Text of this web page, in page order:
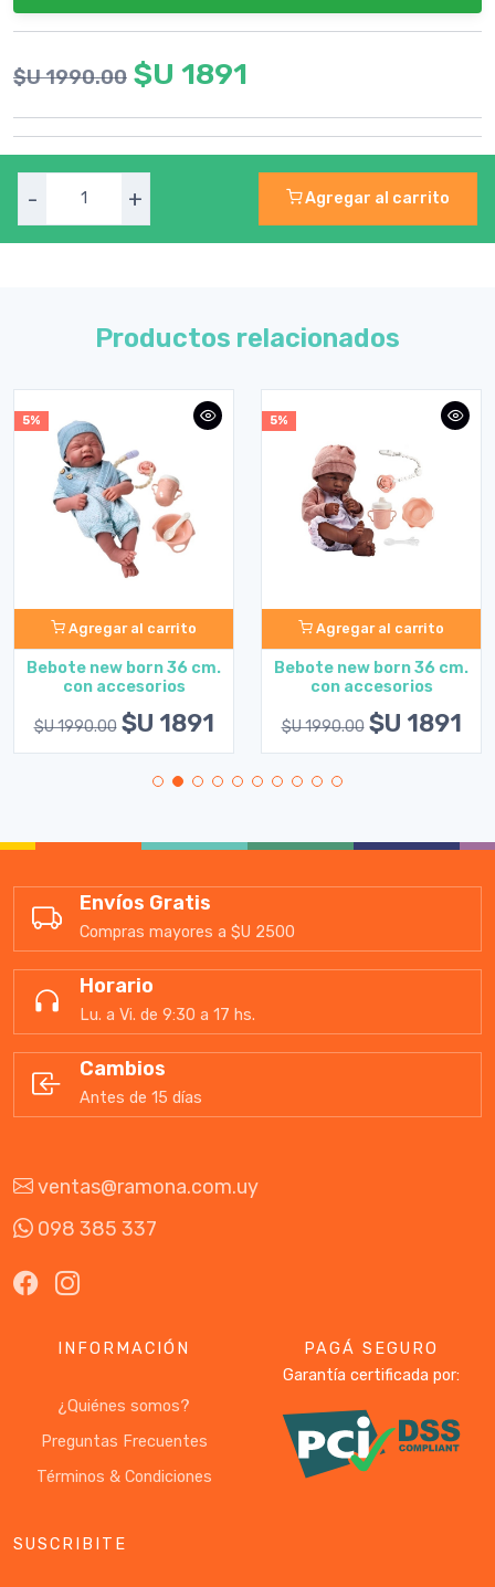
$U 1990.00 $U 1891
- + Agregar al carrito
Productos relacionados
5%
Agregar al carrito
Bebote new born 36 cm.
con accesorios
$U 1990.00 $U 1891
5%
Agregar al carrito
Bebote new born 36 cm.
con accesorios
$U 1990.00 $U 1891
Envíos Gratis
Compras mayores a $U 2500
Horario
Lu. a Vi. de 9:30 a 17 hs.
Cambios
Antes de 15 días
ventas@ramona.com.uy
098 385 337
INFORMACIÓN
¿Quiénes somos?
Preguntas Frecuentes
Términos & Condiciones
PAGÁ SEGURO
Garantía certificada por:
SUSCRIBITE